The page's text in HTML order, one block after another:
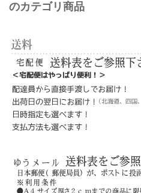
のカテゴリ商品